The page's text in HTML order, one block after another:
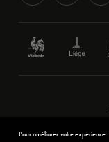
Pour améliorer votre expérience.